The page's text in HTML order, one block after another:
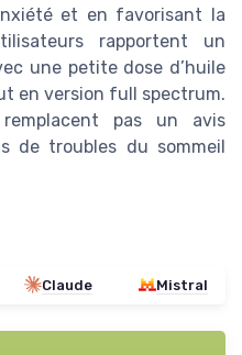
et en favorisant la
rapportent un
une petite dose d’huile
en version full spectrum.
pas un avis
de troubles du sommeil
Claude Mistral